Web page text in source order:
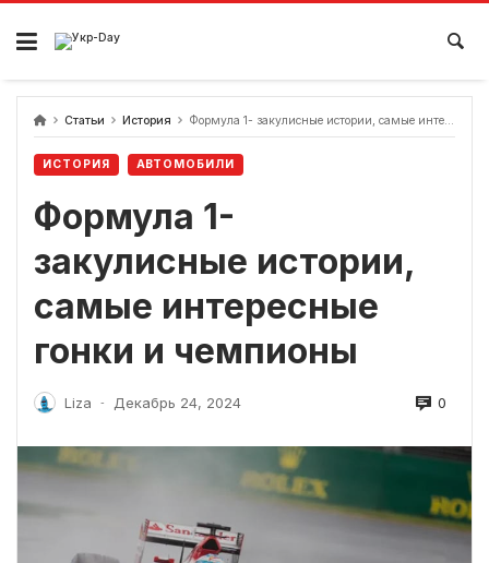
перейти
содержанию
Статьи История Формула 1- закулисные истории, самые интересные гонки и чемпионы
ИСТОРИЯ АВТОМОБИЛИ
Формула 1-
закулисные истории,
самые интересные
гонки и чемпионы
Liza - Декабрь 24, 2024 0